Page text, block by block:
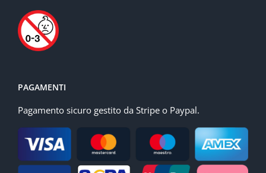
PAGAMENTI
Pagamento sicuro gestito da Stripe o Paypal.